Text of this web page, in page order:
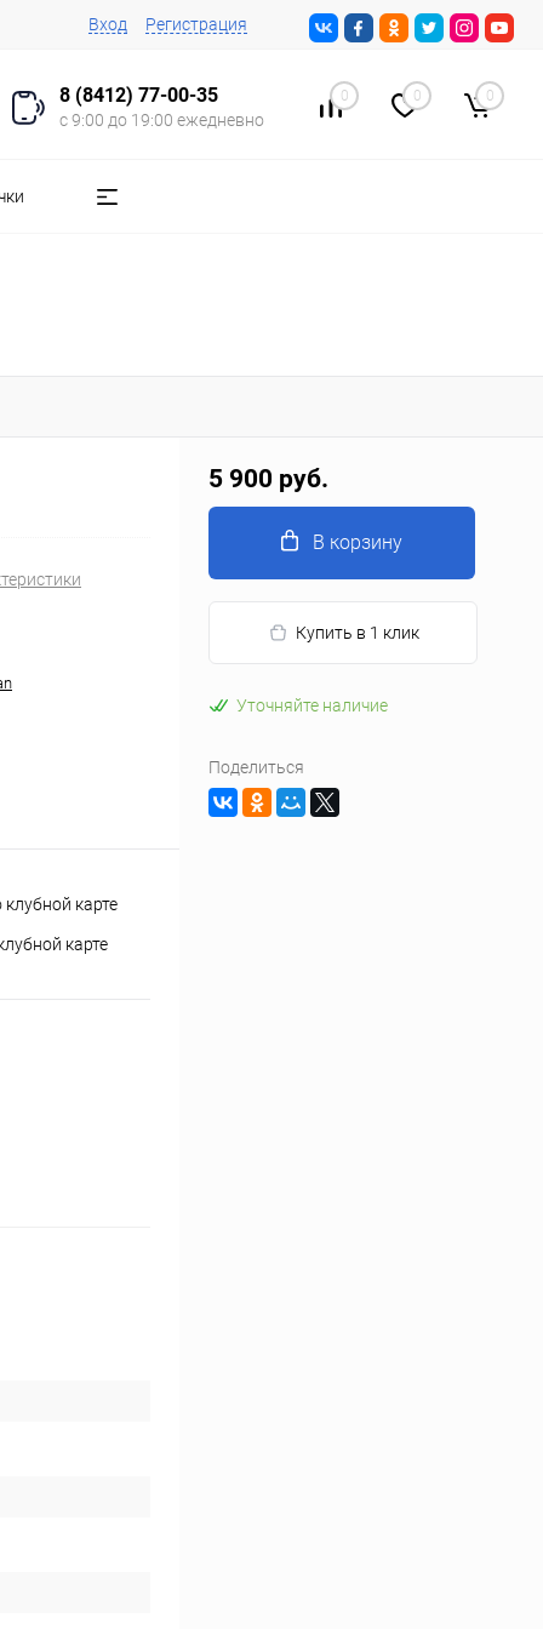
Вход Регистрация
8 (8412) 77-00-35
с 9:00 до 19:00 ежедневно
0 0 0
карте
5 900 руб.
В корзину
Купить в 1 клик
Уточняйте наличие
Поделиться